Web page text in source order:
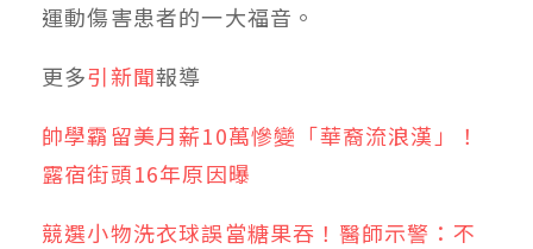
運動傷害患者的一大福音 。
更多引新聞報導
帥學霸留美月薪10萬慘變「華裔流浪漢」！
露宿街頭16年原因曝
競選小物洗衣球誤當糖果吞！醫師示警：不